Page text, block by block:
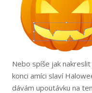
Nebo spíše jak
konci amíci slaví
dávám upoutávku na